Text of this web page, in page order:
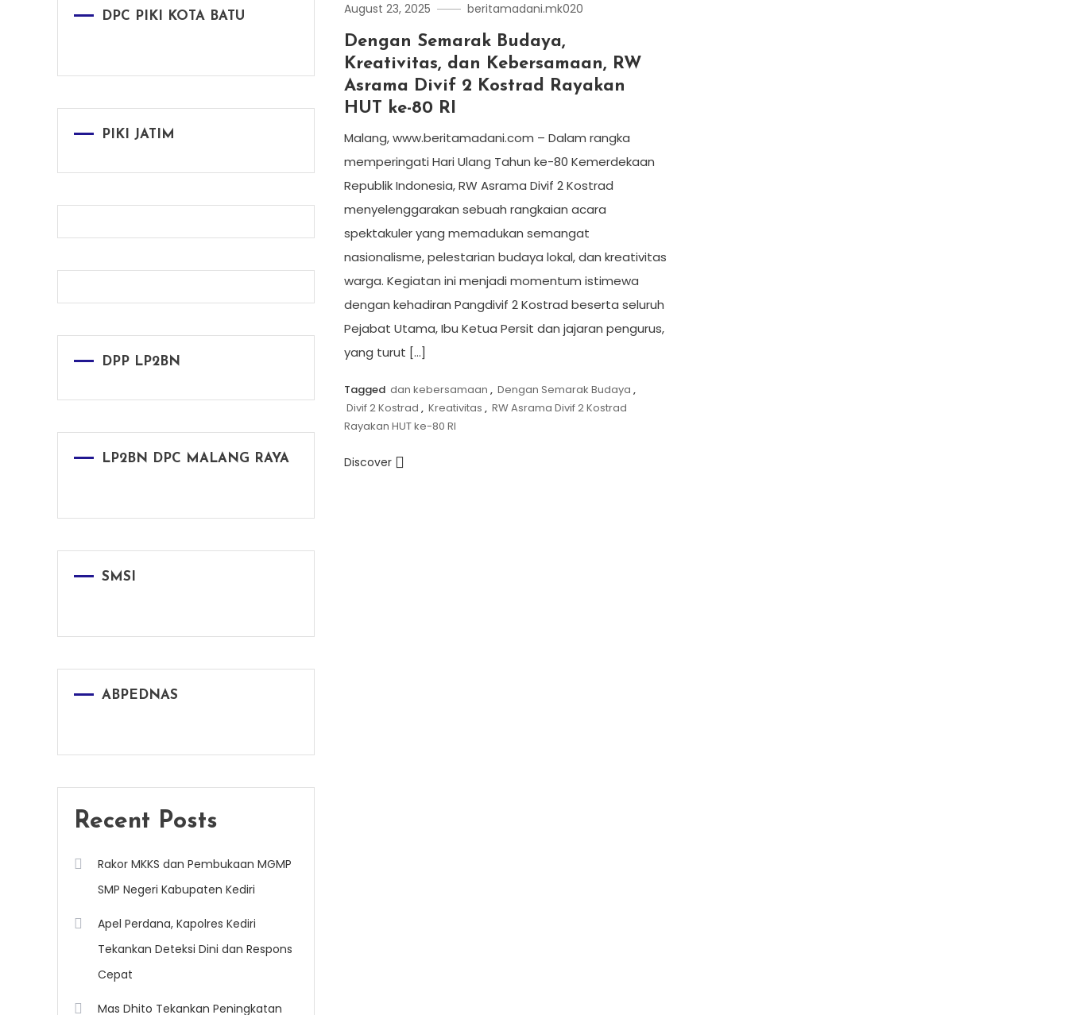
August 23, 2025 beritamadani.mk020
Dengan Semarak Budaya,
Kreativitas, dan Kebersamaan, RW
Asrama Divif 2 Kostrad Rayakan
HUT ke-80 RI
Malang, www.beritamadani.com – Dalam rangka
memperingati Hari Ulang Tahun ke-80 Kemerdekaan
Republik Indonesia, RW Asrama Divif 2 Kostrad
menyelenggarakan sebuah rangkaian acara
spektakuler yang memadukan semangat
nasionalisme, pelestarian budaya lokal, dan kreativitas
warga. Kegiatan ini menjadi momentum istimewa
dengan kehadiran Pangdivif 2 Kostrad beserta seluruh
Pejabat Utama, Ibu Ketua Persit dan jajaran pengurus,
yang turut […]
Tagged dan kebersamaan , Dengan Semarak Budaya ,
Divif 2 Kostrad , Kreativitas , RW Asrama Divif 2 Kostrad
Rayakan HUT ke-80 RI
Discover
DPC PIKI KOTA BATU
PIKI JATIM
DPP LP2BN
LP2BN DPC MALANG RAYA
SMSI
ABPEDNAS
Recent Posts
Rakor MKKS dan Pembukaan MGMP
SMP Negeri Kabupaten Kediri
Apel Perdana, Kapolres Kediri
Tekankan Deteksi Dini dan Respons
Cepat
Mas Dhito Tekankan Peningkatan